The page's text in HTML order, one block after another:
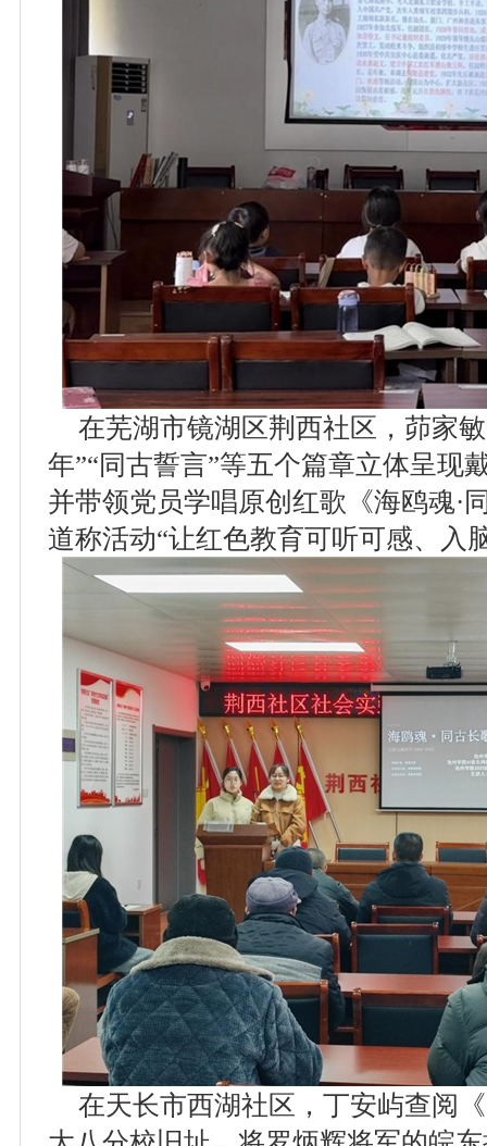
在芜湖市镜湖区荆西社区，茆家
年”“同古誓言”等五个篇章立体呈现
并带领党员学唱原创红歌《海鸥魂·
道称活动“让红色教育可听可感、入
在天长市西湖社区，丁安屿查阅